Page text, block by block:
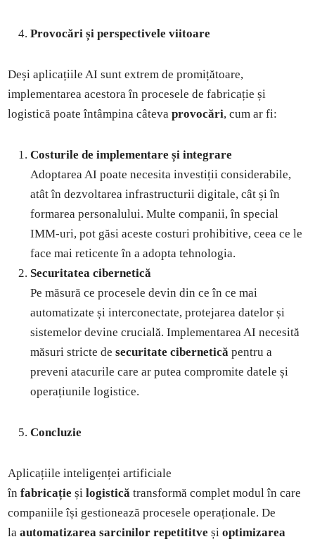
Provocări și perspectivele viitoare
Deși aplicațiile AI sunt extrem de promițătoare,
implementarea acestora în procesele de fabricație și
logistică poate întâmpina câtevaprovocări, cum ar fi:
Costurile de implementare și integrare
Adoptarea AI poate necesita investiții considerabile,
atât în dezvoltarea infrastructurii digitale, cât și în
formarea personalului. Multe companii, în special
IMM-uri, pot găsi aceste costuri prohibitive, ceea ce le
face mai reticente în a adopta tehnologia.
Securitatea cibernetică
Pe măsură ce procesele devin din ce în ce mai
automatizate și interconectate, protejarea datelor și
sistemelor devine crucială. Implementarea AI necesită
măsuri stricte desecuritate cibernetică pentru a
preveni atacurile care ar putea compromite datele și
operațiunile logistice.
Concluzie
Aplicațiile inteligenței artificiale
înfabricație șilogistică transformă complet modul în care
companiile își gestionează procesele operaționale. De
laautomatizarea sarcinilor repetititve șioptimizarea